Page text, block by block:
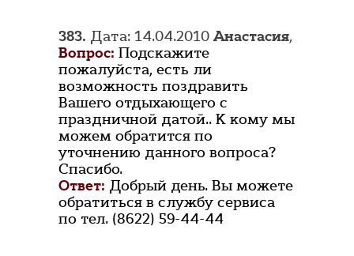
383. Дата: 14.04.2010Анастасия,
Вопрос: Подскажите
пожалуйста, есть ли
возможность поздравить
Вашего отдыхающего с
праздничной датой.. К кому мы
можем обратится по
уточнению данного вопроса?
Спасибо.
Ответ: Добрый день. Вы можете
обратиться в службу сервиса
по тел. (8622) 59-44-44